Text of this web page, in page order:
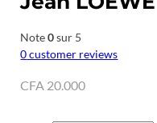
Note0sur 5
0customer reviews
CFA 20.000